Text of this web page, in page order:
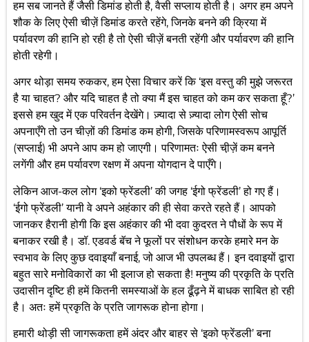
हम सब जानते हैं जैसी डिमांड होती है, वैसी सप्लाय होती है। अगर हम अपने
शौक के लिए ऐसी चीज़ें डिमांड करते रहेंगे, जिनके बनने की क्रिया में
पर्यावरण की हानि हो रही है तो ऐसी चीज़ें बनती रहेंगी और पर्यावरण की हानि
होती रहेगी।
अगर थोड़ा समय रुककर, हम ऐसा विचार करें कि ‘इस वस्तु की मुझे जरूरत
है या चाहत? और यदि चाहत है तो क्या मैं इस चाहत को कम कर सकता हूँ?’
इससे हम खुद में एक परिवर्तन देखेंगे। ज़्यादा से ज़्यादा लोग ऐसी सोच
अपनाएँगे तो उन चीज़ों की डिमांड कम होगी, जिसके परिणामस्वरूप आपूर्ति
(सप्लाई) भी अपने आप कम हो जाएगी। परिणामतः ऐसी ची़ज़ें कम बनने
लगेंगी और हम पर्यावरण रक्षण में अपना योगदान दे पाएँगे।
लेकिन आज-कल लोग ‘इको फ्रेंडली’ की जगह ‘ईगो फ्रेंडली’ हो गए हैं।
‘ईगो फ्रेंडली’ यानी वे अपने अहंकार की ही सेवा करते रहते हैं। आपको
जानकर हैरानी होगी कि इस अहंकार की भी दवा कुदरत ने पौधों के रूप में
बनाकर रखी है। डॉ. एडवर्ड बॅच ने फूलों पर संशोधन करके हमारे मन के
स्वभाव के लिए कुछ दवाइयाँ बनाई, जो आज भी उपलब्ध हैं। इन दवाइयों द्वारा
बहुत सारे मनोविकारों का भी इलाज हो सकता है! मनुष्य की प्रकृति के प्रति
उदासीन दृष्टि ही हमें कितनी समस्याओं के हल ढूँढ़ने में बाधक साबित हो रही
है। अतः हमें प्रकृति के प्रति जागरूक होना होगा।
हमारी थोड़ी सी जागरूकता हमें अंदर और बाहर से ‘इको फ्रेंडली’ बना